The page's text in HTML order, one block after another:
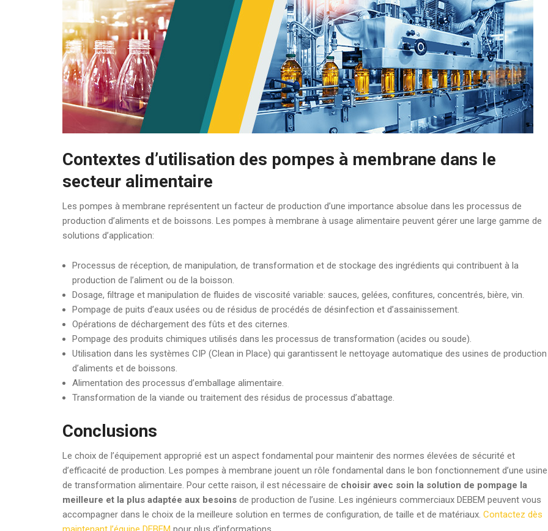
Contextes d’utilisation des pompes à membrane dans le
secteur alimentaire
Les pompes à membrane représentent un facteur de production d’une importance absolue dans les processus de
production d’aliments et de boissons. Les pompes à membrane à usage alimentaire peuvent gérer une large gamme de
solutions d’application:
Processus de réception, de manipulation, de transformation et de stockage des ingrédients qui contribuent à la
production de l’aliment ou de la boisson.
Dosage, filtrage et manipulation de fluides de viscosité variable: sauces, gelées, confitures, concentrés, bière, vin.
Pompage de puits d’eaux usées ou de résidus de procédés de désinfection et d’assainissement.
Opérations de déchargement des fûts et des citernes.
Pompage des produits chimiques utilisés dans les processus de transformation (acides ou soude).
Utilisation dans les systèmes CIP (Clean in Place) qui garantissent le nettoyage automatique des usines de production
d’aliments et de boissons.
Alimentation des processus d’emballage alimentaire.
Transformation de la viande ou traitement des résidus de processus d’abattage.
Conclusions
Le choix de l’équipement approprié est un aspect fondamental pour maintenir des normes élevées de sécurité et
d’efficacité de production. Les pompes à membrane jouent un rôle fondamental dans le bon fonctionnement d’une usine
de transformation alimentaire. Pour cette raison, il est nécessaire de choisir avec soin la solution de pompage la
meilleure et la plus adaptée aux besoins de production de l’usine. Les ingénieurs commerciaux DEBEM peuvent vous
accompagner dans le choix de la meilleure solution en termes de configuration, de taille et de matériaux. Contactez dès